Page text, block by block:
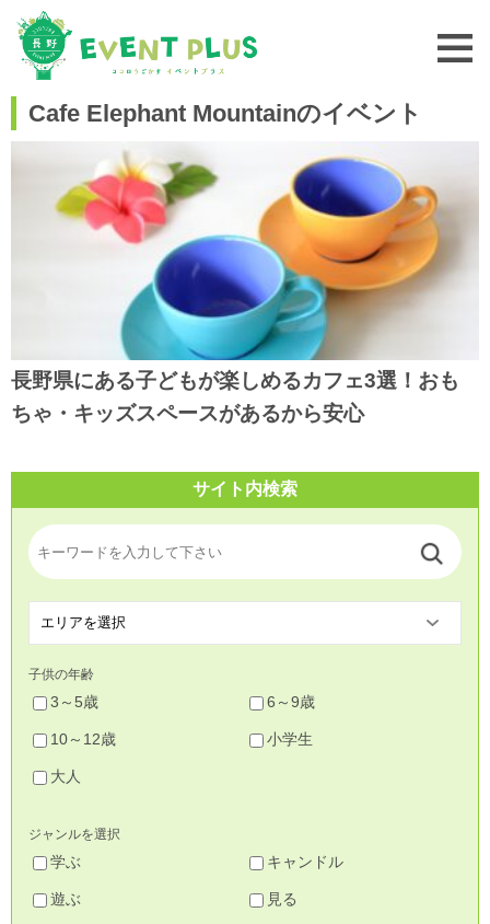
Cafe Elephant Mountainのイベント
長野県にある子どもが楽しめるカフェ3選！おも
ちゃ・キッズスペースがあるから安心
サイト内検索
子供の年齢
3～5歳 6～9歳
10～12歳 小学生
大人
ジャンルを選択
学ぶ キャンドル
遊ぶ 見る